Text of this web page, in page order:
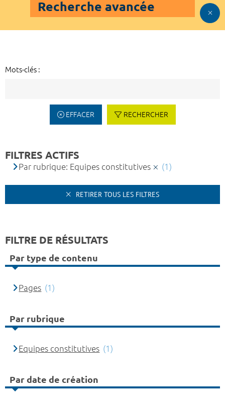
Recherche avancée
Mots-clés :
EFFACER RECHERCHER
FILTRES ACTIFS
Par rubrique: Equipes constitutives (1)
RETIRER TOUS LES FILTRES
FILTRE DE RÉSULTATS
Par type de contenu
Pages (1)
Par rubrique
Equipes constitutives (1)
Par date de création